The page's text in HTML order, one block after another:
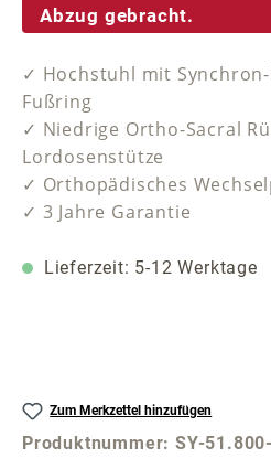
Abzug gebracht.
✓ Hochstuhl mit
Fußring
✓ Niedrige Ortho-Sacral
Lordosenstütze
✓ Orthopädisches
✓ 3 Jahre Garantie
Lieferzeit: 5-12 Werktage
Zum Merkzettel hinzufügen
Produktnummer:SY-